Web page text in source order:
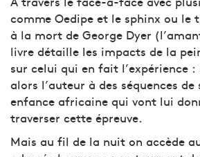
comme Oedipe et le sphinx ou le
à la mort de George Dyer
livre détaille les impacts de la
sur celui qui en fait l’expérience :
alors l’auteur à des séquences
enfance africaine qui vont lui
traverser cette épreuve.
Mais au fil de la nuit on accède